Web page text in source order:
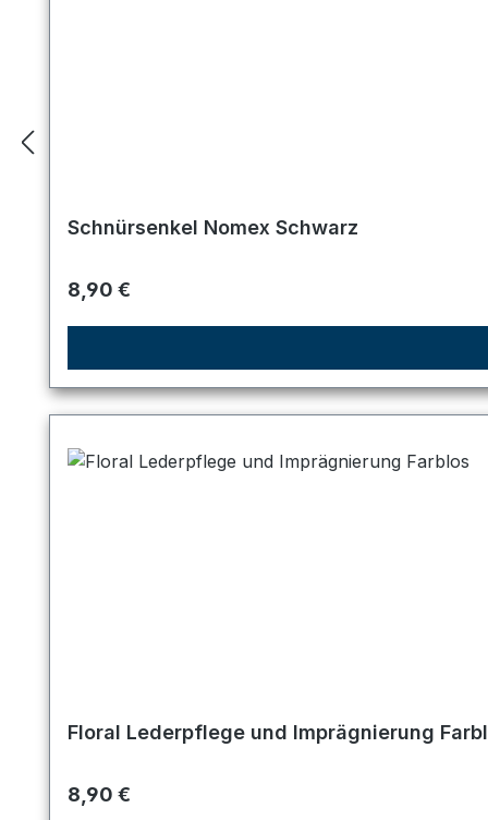
Schnürsenkel Nomex Schwarz
Regulärer Preis:
8,90 €
Floral Lederpflege und Imprägnierung
Regulärer Preis:
8,90 €